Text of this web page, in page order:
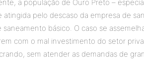
a população de Ouro Preto –
pelo descaso da empresa de
saneamento básico. O caso se
com o mal investimento do setor
sem atender as demandas de